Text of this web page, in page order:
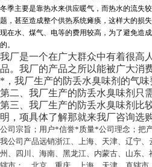
冬季主要是靠热水来供应暖气，而热水的流失
题，甚至造成整个供热系统瘫痪，这样大的损
现在水、煤气、电等的费用较高，为了避免造
的。
我厂是一个在广大群众中有着很高
品。我厂的产品之所以能被广大消
*，我厂生产的防丢水臭味剂的气味
第二、我厂生产的防丢水臭味剂只
第三、我厂生产的防丢水臭味剂比
明，项具体了解那就来我厂咨询选
公司宗旨；用户*信誉*质量*公司理念；把
我公司产品远销浙江、上海、天津、辽宁
州、四川、海南、黑龙江、内蒙古、山东